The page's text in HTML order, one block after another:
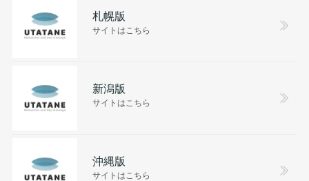
札幌版
サイトはこちら
新潟版
サイトはこちら
沖縄版
サイトはこちら